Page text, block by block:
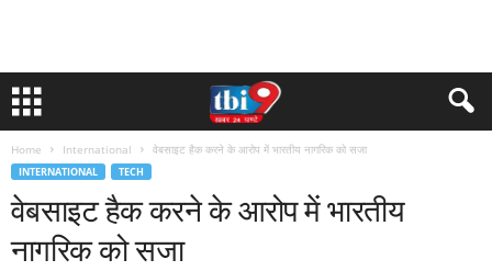
Home International वेबसाइट हैक करने के आरोप में भारतीय नागरिक को सजा
INTERNATIONAL TECH
वेबसाइट हैक करने के आरोप में भारतीय
नागरिक को सजा